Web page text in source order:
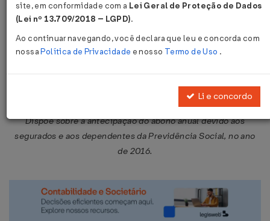
Página Inicial Legislações
Decreto Nº 8820 DE 22/07/2016
Publicado no DOU em 25 jul 2016
Dispõe sobre a antecipação do abono anual devido aos
segurados e aos dependentes da Previdência Social, no ano
de 2016.
site, em conformidade com a Lei Geral de Proteção de Dados
(Lei nº 13.709/2018 – LGPD).
Ao continuar navegando, você declara que leu e concorda com
nossaPolítica de Privacidade e nosso Termo de Uso .
Li e concordo